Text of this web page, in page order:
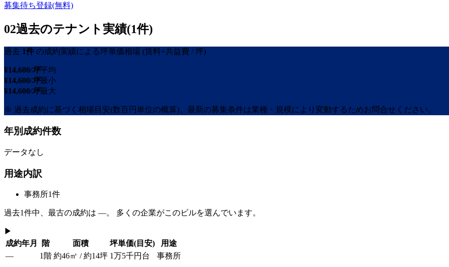
募集待ち登録(無料)
02過去のテナント実績(1件)
過去 1件 の成約実績による坪単価相場 (賃料+共益費 / 坪)
¥14,600/坪平均
¥14,600/坪最小
¥14,600/坪最大
※ 過去成約に基づく相場目安(数百円単位の概算)。最新の募集条件は業種・規模により変動するためお問合せください。
年別成約件数
データなし
用途内訳
事務所1件
過去1件中、最古の成約は —。 多くの企業がこのビルを選んでいます。
▶
成約年月
階 面積 坪単価(目安)
用途
—
1階 約46㎡ / 約14坪 1万5千円台 事務所